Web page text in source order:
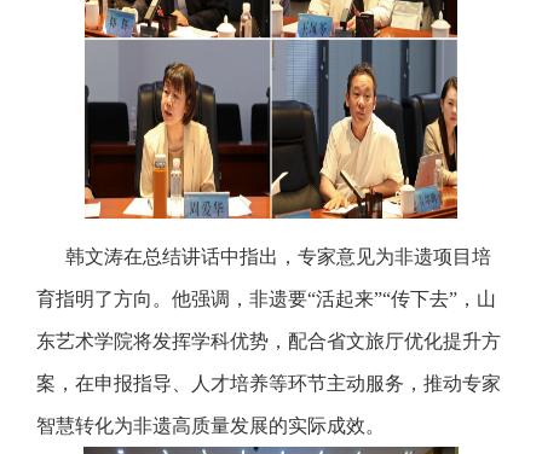
韩文涛在总结讲话中指出，专家意见为非遗项目培
育指明了方向。他强调，非遗要“活起来”“传下去”，山
东艺术学院将发挥学科优势，配合省文旅厅优化提升方
案，在申报指导、人才培养等环节主动服务，推动专家
智慧转化为非遗高质量发展的实际成效。